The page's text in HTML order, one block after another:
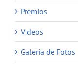
Premios
Videos
Galería de Fotos